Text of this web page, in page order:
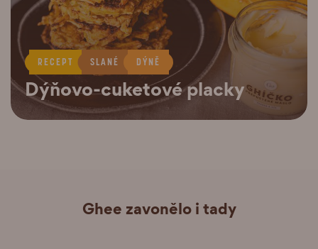
RECEPT SLANÉ DÝNĚ
Dýňovo-cuketové placky
Ghee zavonělo i tady